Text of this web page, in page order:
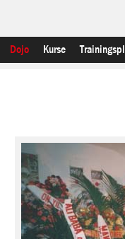
Dojo Kurse